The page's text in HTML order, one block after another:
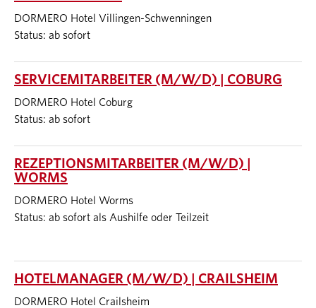
DORMERO Hotel Villingen-Schwenningen
Status: ab sofort
SERVICEMITARBEITER (M/W/D) | COBURG
DORMERO Hotel Coburg
Status: ab sofort
REZEPTIONSMITARBEITER (M/W/D) |
WORMS
DORMERO Hotel Worms
Status: ab sofort als Aushilfe oder Teilzeit
HOTELMANAGER (M/W/D) | CRAILSHEIM
DORMERO Hotel Crailsheim